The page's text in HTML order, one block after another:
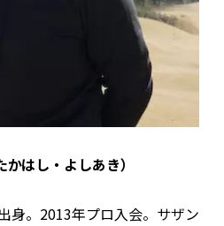
はし・よしあき）
身。2013年プロ入会。サザン